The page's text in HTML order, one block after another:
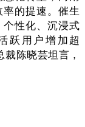
的提速。催生
性化、沉浸式
跃用户增加超
陈晓芸坦言，